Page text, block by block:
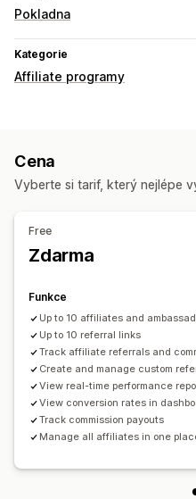
Pokladna
Kategorie
Affiliate programy
Výkonnostní prémie
Odstupňované výhody
Prostředí pro affiliate partnery
Vlastní panely Vlastní
Vlastní odkazy a slevy
Vlastní prosazování značky
Platby
Platby ACH
Bankovní převody
Výplaty na dárkové karty
Cena
Vyberte si tarif, který nejlépe
Free
Zdarma
Funkce
Up to 10 affiliates and
Up to 10 referral links
Track affiliate referrals and
Create and manage custom
View real-time performance
View conversion rates in
Track commission payouts
Manage all affiliates in one